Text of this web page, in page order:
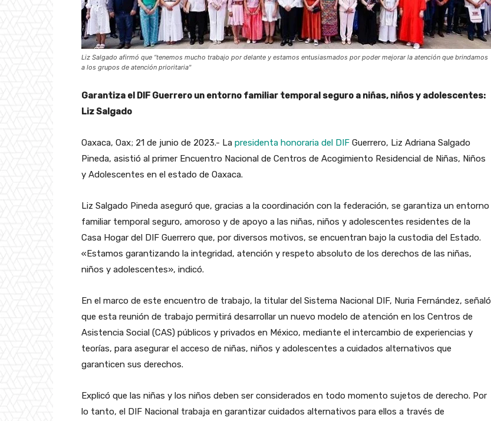
Liz Salgado afirmó que “tenemos mucho trabajo por delante y estamos entusiasmados por poder mejorar la atención que brindamos
a los grupos de atención prioritaria"
Garantiza el DIF Guerrero un entorno familiar temporal seguro a niñas, niños y adolescentes:
Liz Salgado
Oaxaca, Oax; 21 de junio de 2023.- La presidenta honoraria del DIF Guerrero, Liz Adriana Salgado
Pineda, asistió al primer Encuentro Nacional de Centros de Acogimiento Residencial de Niñas, Niños
y Adolescentes en el estado de Oaxaca.
Liz Salgado Pineda aseguró que, gracias a la coordinación con la federación, se garantiza un entorno
familiar temporal seguro, amoroso y de apoyo a las niñas, niños y adolescentes residentes de la
Casa Hogar del DIF Guerrero que, por diversos motivos, se encuentran bajo la custodia del Estado.
«Estamos garantizando la integridad, atención y respeto absoluto de los derechos de las niñas,
niños y adolescentes», indicó.
En el marco de este encuentro de trabajo, la titular del Sistema Nacional DIF, Nuria Fernández, señaló
que esta reunión de trabajo permitirá desarrollar un nuevo modelo de atención en los Centros de
Asistencia Social (CAS) públicos y privados en México, mediante el intercambio de experiencias y
teorías, para asegurar el acceso de niñas, niños y adolescentes a cuidados alternativos que
garanticen sus derechos.
Explicó que las niñas y los niños deben ser considerados en todo momento sujetos de derecho. Por
lo tanto, el DIF Nacional trabaja en garantizar cuidados alternativos para ellos a través de